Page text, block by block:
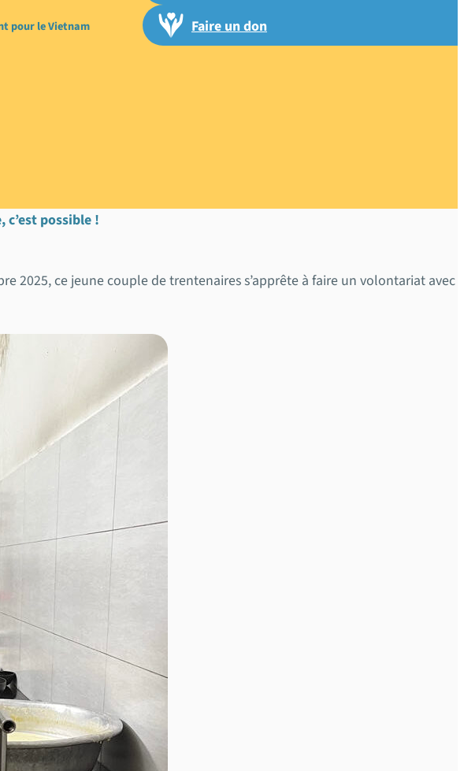
Faire un don
pour le Vietnam
possible !
2025, ce jeune couple de trentenaires s’apprête à faire un volontariat avec